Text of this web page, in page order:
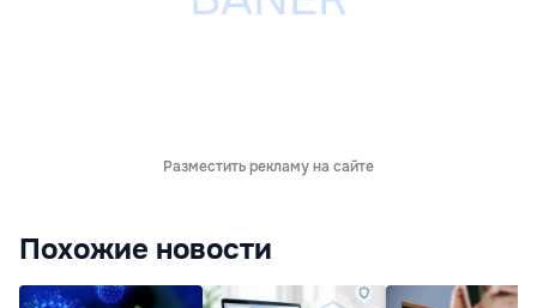
Разместить рекламу на сайте
Похожие новости